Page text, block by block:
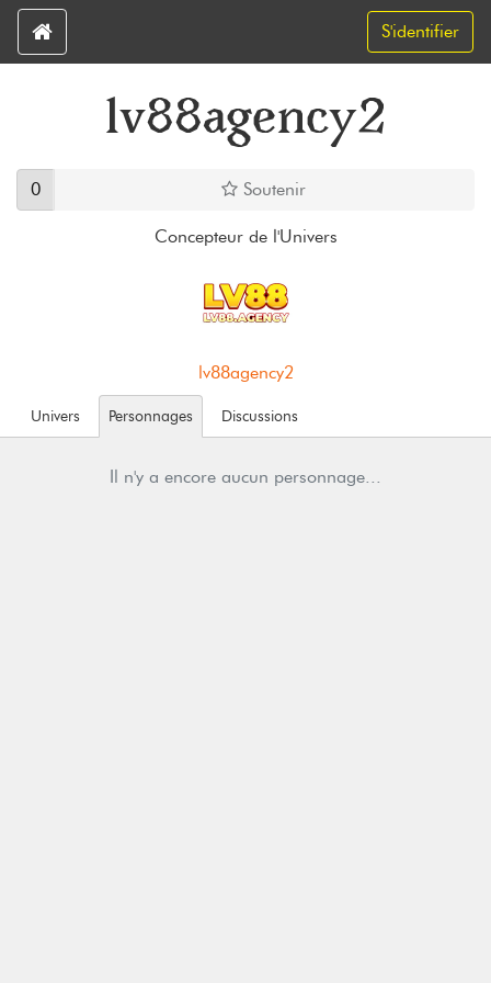
S'identifier
lv88agency2
0 Soutenir
Concepteur de l'Univers
lv88agency2
Univers Personnages Discussions
Il n'y a encore aucun personnage...